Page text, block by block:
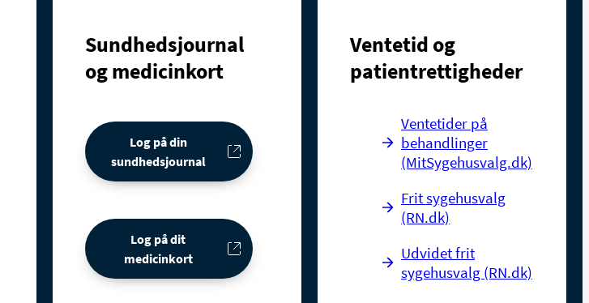
Sundhedsjournal
og medicinkort
Log på din
sundhedsjournal
Log på dit
medicinkort
Ventetid og
patientrettigheder
Ventetider på
behandlinger
(MitSygehusvalg.dk)
Frit sygehusvalg
(RN.dk)
Udvidet frit
sygehusvalg (RN.dk)